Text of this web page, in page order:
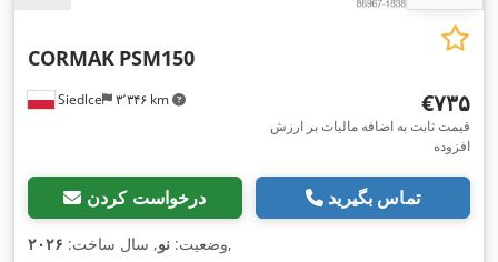
Siedlce ۳٬۳۴۶ km
CORMAK PSM150
‎€۷۳۵
قیمت ثابت به اضافه مالیات بر ارزش
افزوده
درخواست کردن تماس بگیرید
وضعیت: نو, سال ساخت: ۲۰۲۶ ,